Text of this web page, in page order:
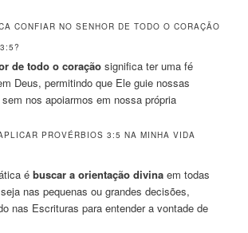
CONFIAR NO SENHOR DE TODO O CORAÇÃO
de todo o coração significa ter uma fé
Deus, permitindo que Ele guie nossas
nos apoiarmos em nossa própria
PROVÉRBIOS 3:5 NA MINHA VIDA
ébuscar a orientação divina em todas
nas pequenas ou grandes decisões,
nas Escrituras para entender a vontade de